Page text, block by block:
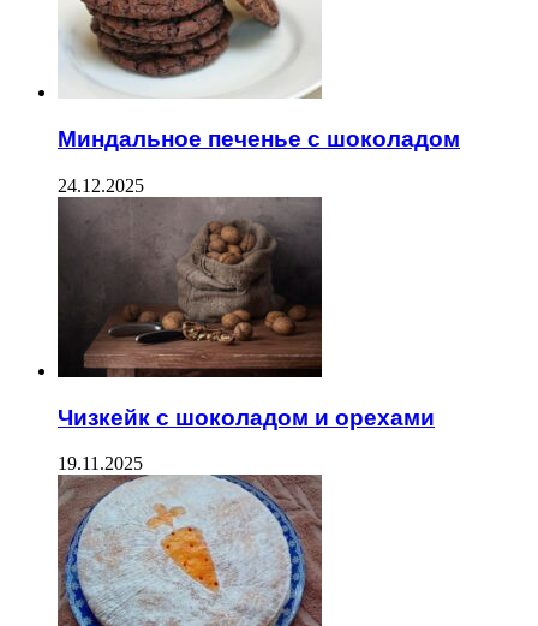
Миндальное печенье с шоколадом
24.12.2025
Чизкейк с шоколадом и орехами
19.11.2025